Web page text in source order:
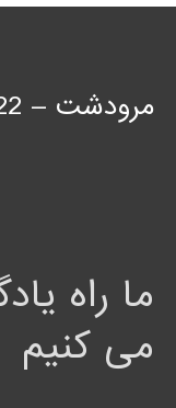
مرودشت – 22 بهمن شمالی
ما راه
می کنیم